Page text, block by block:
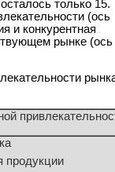
только 15.
(ось
и конкурентная
рынке (ось